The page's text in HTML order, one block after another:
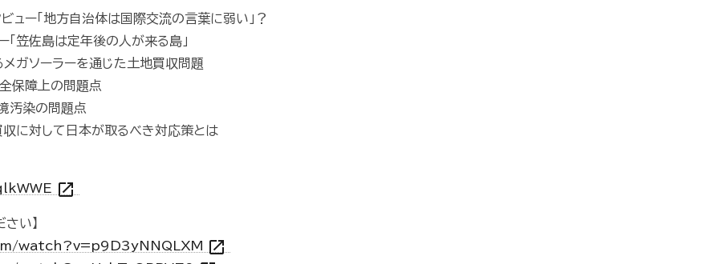
ー「地方自治体は国際交流の言葉に弱い」？
笠佐島は定年後の人が来る島」
ソーラーを通じた土地買収問題
保障上の問題点
汚染の問題点
対して日本が取るべき対応策とは
open_in_new
い】
watch?v=p9D3yNNQLXM
open_in_new